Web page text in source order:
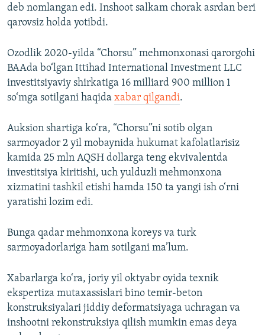
deb nomlangan edi. Inshoot salkam chorak asrdan beri
qarovsiz holda yotibdi.
Ozodlik 2020-yilda “Chorsu” mehmonxonasi qarorgohi
BAAda bo‘lgan Ittihad International Investment LLC
investitsiyaviy shirkatiga 16 milliard 900 million 1
so‘mga sotilgani haqida xabar qilgandi.
Auksion shartiga ko‘ra, “Chorsu”ni sotib olgan
sarmoyador 2 yil mobaynida hukumat kafolatlarisiz
kamida 25 mln AQSH dollarga teng ekvivalentda
investitsiya kiritishi, uch yulduzli mehmonxona
xizmatini tashkil etishi hamda 150 ta yangi ish o‘rni
yaratishi lozim edi.
Bunga qadar mehmonxona koreys va turk
sarmoyadorlariga ham sotilgani ma’lum.
Xabarlarga ko‘ra, joriy yil oktyabr oyida texnik
ekspertiza mutaxassislari bino temir-beton
konstruksiyalari jiddiy deformatsiyaga uchragan va
inshootni rekonstruksiya qilish mumkin emas deya